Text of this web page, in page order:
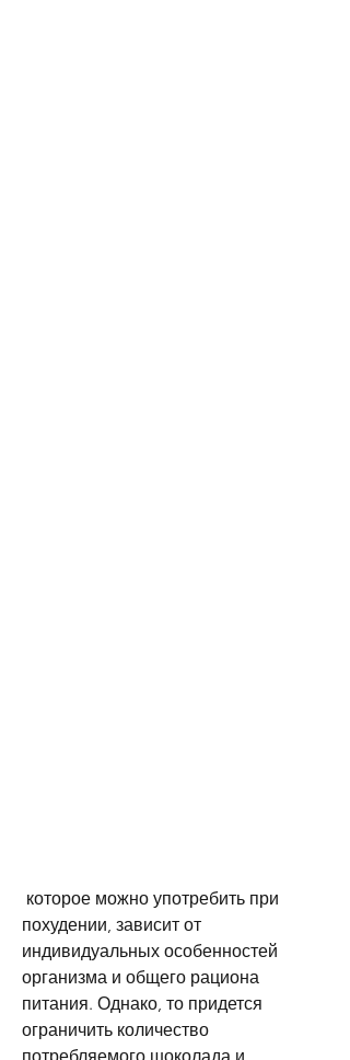
похудении, зависит от
индивидуальных особенностей
организма и общего рациона
питания. Однако, то придется
ограничить количество